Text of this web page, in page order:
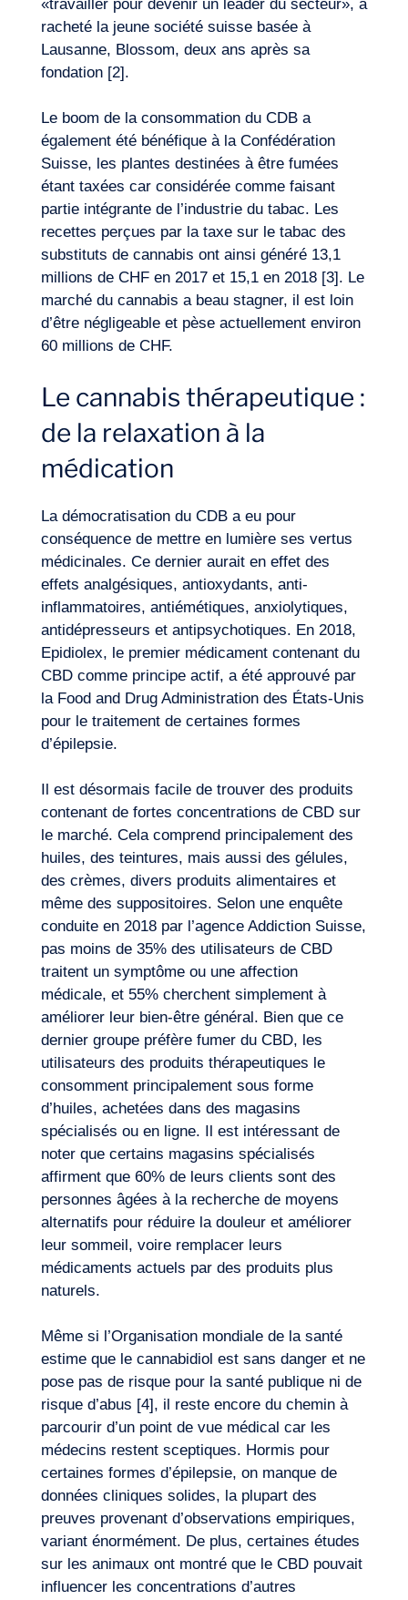
Nous contacter
FR
«travailler pour devenir un leader du secteur», a
racheté la jeune société suisse basée à
Lausanne, Blossom, deux ans après sa
fondation [2].
Le boom de la consommation du CDB a
également été bénéfique à la Confédération
Suisse, les plantes destinées à être fumées
étant taxées car considérée comme faisant
partie intégrante de l’industrie du tabac. Les
recettes perçues par la taxe sur le tabac des
substituts de cannabis ont ainsi généré 13,1
millions de CHF en 2017 et 15,1 en 2018 [3]. Le
marché du cannabis a beau stagner, il est loin
d’être négligeable et pèse actuellement environ
60 millions de CHF.
Le cannabis thérapeutique :
de la relaxation à la
médication
La démocratisation du CDB a eu pour
conséquence de mettre en lumière ses vertus
médicinales. Ce dernier aurait en effet des
effets analgésiques, antioxydants, anti-
inflammatoires, antiémétiques, anxiolytiques,
antidépresseurs et antipsychotiques. En 2018,
Epidiolex, le premier médicament contenant du
CBD comme principe actif, a été approuvé par
la Food and Drug Administration des États-Unis
pour le traitement de certaines formes
d’épilepsie.
Il est désormais facile de trouver des produits
contenant de fortes concentrations de CBD sur
le marché. Cela comprend principalement des
huiles, des teintures, mais aussi des gélules,
des crèmes, divers produits alimentaires et
même des suppositoires. Selon une enquête
conduite en 2018 par l’agence Addiction Suisse,
pas moins de 35% des utilisateurs de CBD
traitent un symptôme ou une affection
médicale, et 55% cherchent simplement à
améliorer leur bien-être général. Bien que ce
dernier groupe préfère fumer du CBD, les
utilisateurs des produits thérapeutiques le
consomment principalement sous forme
d’huiles, achetées dans des magasins
spécialisés ou en ligne. Il est intéressant de
noter que certains magasins spécialisés
affirment que 60% de leurs clients sont des
personnes âgées à la recherche de moyens
alternatifs pour réduire la douleur et améliorer
leur sommeil, voire remplacer leurs
médicaments actuels par des produits plus
naturels.
Même si l’Organisation mondiale de la santé
estime que le cannabidiol est sans danger et ne
pose pas de risque pour la santé publique ni de
risque d’abus [4], il reste encore du chemin à
parcourir d’un point de vue médical car les
médecins restent sceptiques. Hormis pour
certaines formes d’épilepsie, on manque de
données cliniques solides, la plupart des
preuves provenant d’observations empiriques,
variant énormément. De plus, certaines études
sur les animaux ont montré que le CBD pouvait
influencer les concentrations d’autres